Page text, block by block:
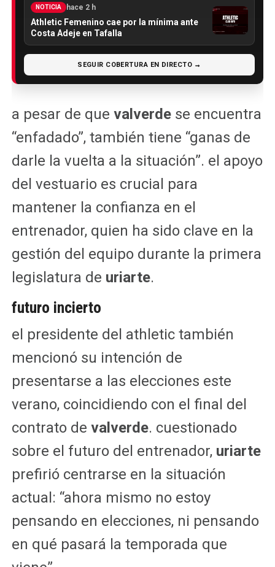
NOTICIA hace 2 h
Athletic Femenino cae por la mínima ante
Costa Adeje en Tafalla
SEGUIR COBERTURA EN DIRECTO →
a pesar de que valverdese encuentra
“enfadado”, también tiene “ganas de
darle la vuelta a la situación”. el apoyo
del vestuario es crucial para
mantener la confianza en el
entrenador, quien ha sido clave en la
gestión del equipo durante la primera
legislatura de uriarte.
futuro incierto
el presidente del athletic también
mencionó su intención de
presentarse a las elecciones este
verano, coincidiendo con el final del
contrato de valverde. cuestionado
sobre el futuro del entrenador, uriarte
prefirió centrarse en la situación
actual: “ahora mismo no estoy
pensando en elecciones, ni pensando
en qué pasará la temporada que